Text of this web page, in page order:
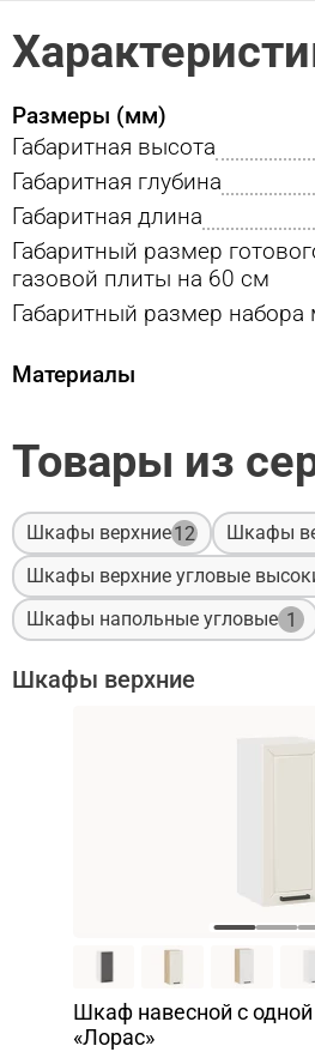
Размеры (мм)
Габаритная высота
Габаритная глубина
Габаритная длина
Габаритный размер
газовой плиты на 60 см
Габаритный размер набора
Материалы
Товары из
Шкафы верхние12 Шкафы
Шкафы верхние угловые
Шкафы напольные угловые 1
Шкафы верхние
Шкаф навесной c
«Лорас»